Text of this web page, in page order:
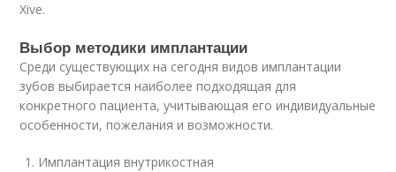
Xive.
Выбор методики имплантации
Среди существующих на сегодня видов имплантации
зубов выбирается наиболее подходящая для
конкретного пациента, учитывающая его индивидуальные
особенности, пожелания и возможности.
Имплантация внутрикостная